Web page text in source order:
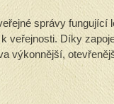
správy fungující
veřejnosti. Díky
výkonnější,